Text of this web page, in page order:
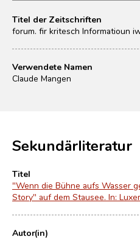
Titel der Zeitschriften
forum. fir kritesch Informatioun
Verwendete Namen
Claude Mangen
Sekundärliteratur
Titel
"Wenn die Bühne aufs Wasser
Story" auf dem Stausee. In:
Autor(in)